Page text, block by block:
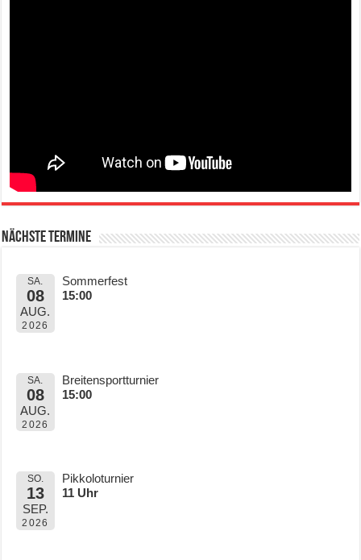
Nächste Termine
SA.
08
AUG.
2026
Sommerfest
15:00
SA.
08
AUG.
2026
Breitensportturnier
15:00
SO.
13
SEP.
2026
Pikkoloturnier
11 Uhr